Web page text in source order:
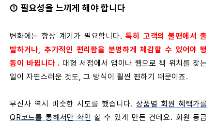
① 필요성을 느끼게 해야 합니다
변화에는 항상 계기가 필요합니다.특히 고객의 불편에서 출
발하거나, 추가적인 편리함을 분명하게 체감할 수 있어야 행
동이 바뀝니다 . 대형 서점에서 앱이나 웹으로 책 위치를 찾는
일이 자연스러운 것도, 그 방식이 훨씬 편하기 때문이죠.
무신사 역시 비슷한 시도를 했습니다.상품별 회원 혜택가를
QR코드를 통해서만 확인 할 수 있게 만든 건데요. 회원 등급